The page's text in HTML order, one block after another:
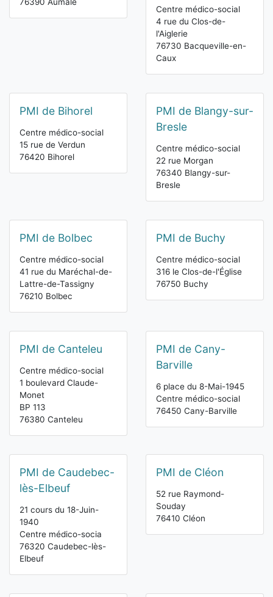
76390 Aumale
Centre médico-social
4 rue du Clos-de-
l'Aiglerie
76730 Bacqueville-en-
Caux
PMI de Bihorel
Centre médico-social
15 rue de Verdun
76420 Bihorel
PMI de Blangy-sur-
Bresle
Centre médico-social
22 rue Morgan
76340 Blangy-sur-
Bresle
PMI de Bolbec
Centre médico-social
41 rue du Maréchal-de-
Lattre-de-Tassigny
76210 Bolbec
PMI de Buchy
Centre médico-social
316 le Clos-de-l'Église
76750 Buchy
PMI de Canteleu
Centre médico-social
1 boulevard Claude-
Monet
BP 113
76380 Canteleu
PMI de Cany-
Barville
6 place du 8-Mai-1945
Centre médico-social
76450 Cany-Barville
PMI de Caudebec-
lès-Elbeuf
21 cours du 18-Juin-
1940
Centre médico-socia
76320 Caudebec-lès-
Elbeuf
PMI de Cléon
52 rue Raymond-
Souday
76410 Cléon